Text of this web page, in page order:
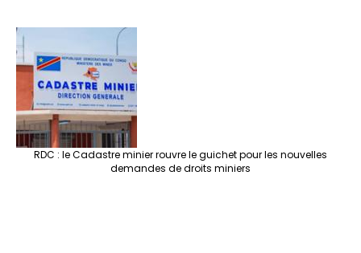
RDC : le Cadastre minier rouvre le guichet pour les nouvelles
demandes de droits miniers